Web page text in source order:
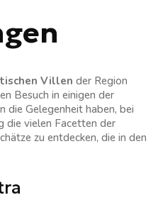
Villen der Region
Besuch in einigen der
die Gelegenheit haben, bei
die vielen Facetten der
zu entdecken, die in den